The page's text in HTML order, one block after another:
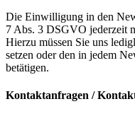
Die Einwilligung in den
7 Abs. 3 DSGVO jederzeit
Hierzu müssen Sie uns
setzen oder den in jedem
betätigen.
Kontaktanfragen /